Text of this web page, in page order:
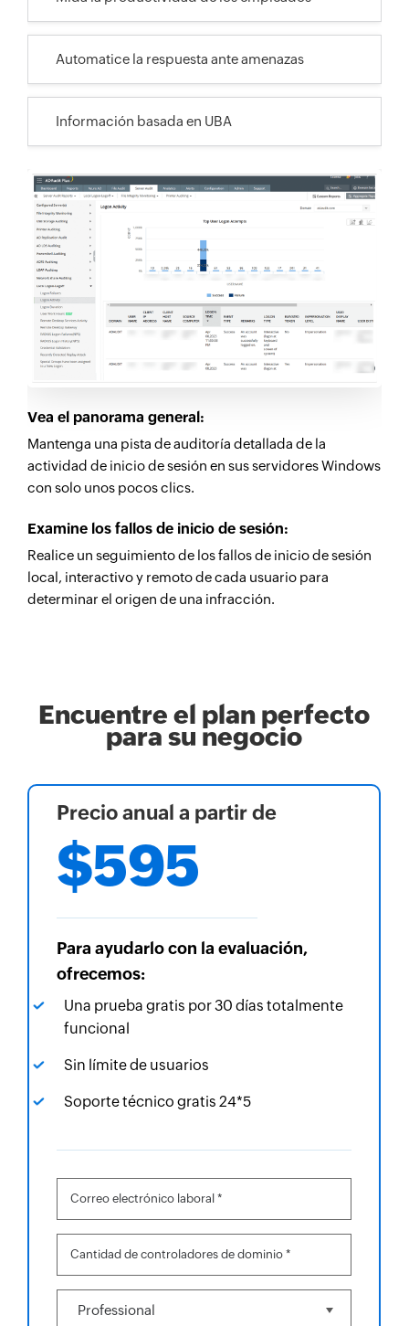
Automatice la respuesta ante amenazas
Información basada en UBA
Vea el panorama general:
Mantenga una pista de auditoría detallada de la
actividad de inicio de sesión en sus servidores Windows
con solo unos pocos clics.
Examine los fallos de inicio de sesión:
Realice un seguimiento de los fallos de inicio de sesión
local, interactivo y remoto de cada usuario para
determinar el origen de una infracción.
Encuentre el plan perfecto
para su negocio
Precio anual a partir de
$595
Para ayudarlo con la evaluación,
ofrecemos:
Una prueba gratis por 30 días totalmente
funcional
Sin límite de usuarios
Soporte técnico gratis 24*5
Correo electrónico laboral *
Cantidad de controladores de dominio *